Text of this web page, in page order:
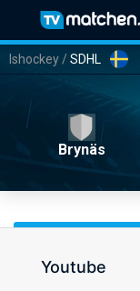
Ishockey /SDHL
Brynäs
Youtube